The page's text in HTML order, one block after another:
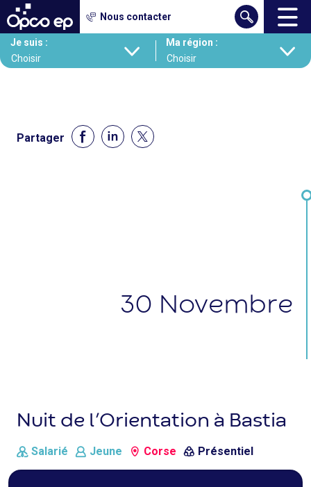
Gestion des cookies
Aller
contenu
Je suis : Ma région :
Nous contacter
Partager
30 Novembre
Nuit de l’Orientation à Bastia
Salarié Jeune Corse Présentiel